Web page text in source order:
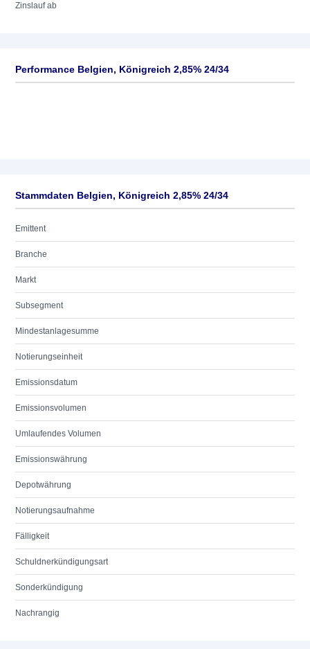
Zinslauf ab
Performance Belgien, Königreich 2,85% 24/34
Stammdaten Belgien, Königreich 2,85% 24/34
Emittent
Branche
Markt
Subsegment
Mindestanlagesumme
Notierungseinheit
Emissionsdatum
Emissionsvolumen
Umlaufendes Volumen
Emissionswährung
Depotwährung
Notierungsaufnahme
Fälligkeit
Schuldnerkündigungsart
Sonderkündigung
Nachrangig